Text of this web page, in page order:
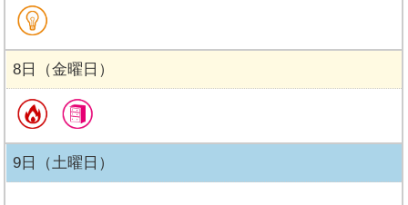
8日（金曜日）
9日（土曜日）